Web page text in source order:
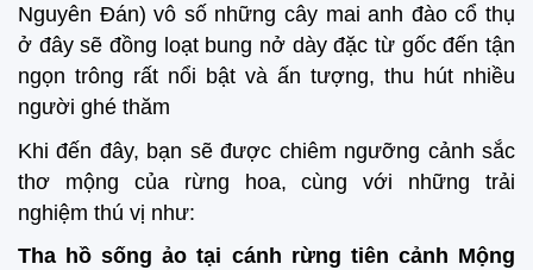
Nguyên Đán) vô số những cây mai anh đào cổ thụ
ở đây sẽ đồng loạt bung nở dày đặc từ gốc đến tận
ngọn trông rất nổi bật và ấn tượng, thu hút nhiều
người ghé thăm
Khi đến đây, bạn sẽ được chiêm ngưỡng cảnh sắc
thơ mộng của rừng hoa, cùng với những trải
nghiệm thú vị như:
Tha hồ sống ảo tại cánh rừng tiên cảnh Mộng